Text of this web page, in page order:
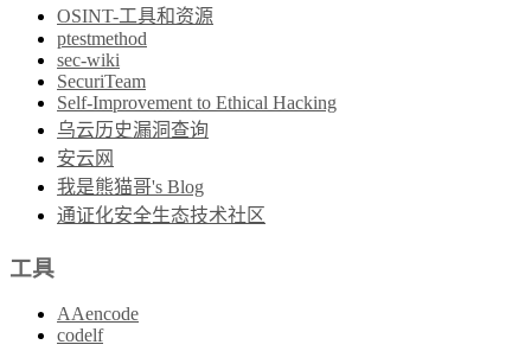
OSINT-工具和资源
ptestmethod
sec-wiki
SecuriTeam
Self-Improvement to Ethical Hacking
乌云历史漏洞查询
安云网
我是熊猫哥's Blog
通证化安全生态技术社区
工具
AAencode
codelf